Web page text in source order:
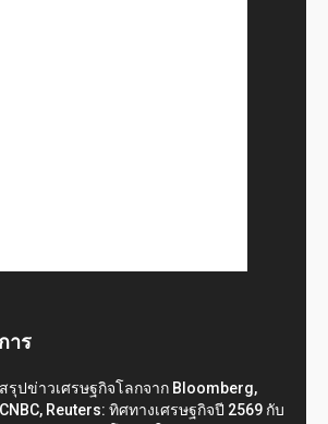
าร
สรุปข่าวเศรษฐกิจโลกจาก Bloomberg,
CNBC, Reuters: ทิศทางเศรษฐกิจปี 2569 กับ